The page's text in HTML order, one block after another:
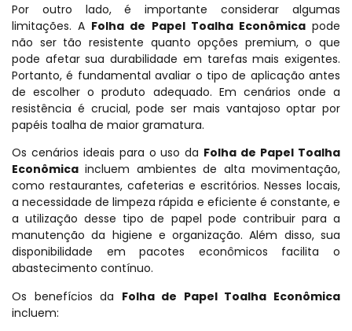
Por outro lado, é importante considerar algumas
limitações. A Folha de Papel Toalha Econômicapode
não ser tão resistente quanto opções premium, o que
pode afetar sua durabilidade em tarefas mais exigentes.
Portanto, é fundamental avaliar o tipo de aplicação antes
de escolher o produto adequado. Em cenários onde a
resistência é crucial, pode ser mais vantajoso optar por
papéis toalha de maior gramatura.
Os cenários ideais para o uso da Folha de Papel Toalha
Econômica incluem ambientes de alta movimentação,
como restaurantes, cafeterias e escritórios. Nesses locais,
a necessidade de limpeza rápida e eficiente é constante, e
a utilização desse tipo de papel pode contribuir para a
manutenção da higiene e organização. Além disso, sua
disponibilidade em pacotes econômicos facilita o
abastecimento contínuo.
Os benefícios da Folha de Papel Toalha Econômica
incluem: